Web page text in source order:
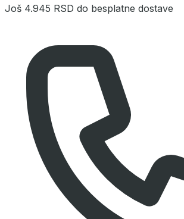
Još 4.945 RSD do besplatne dostave